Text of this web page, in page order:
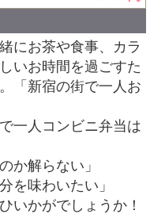
にお茶や食事、カラ
いお時間を過ごすた
「新宿の街で一人お
一人コンビニ弁当は
か解らない」
を味わいたい」
いかがでしょうか！